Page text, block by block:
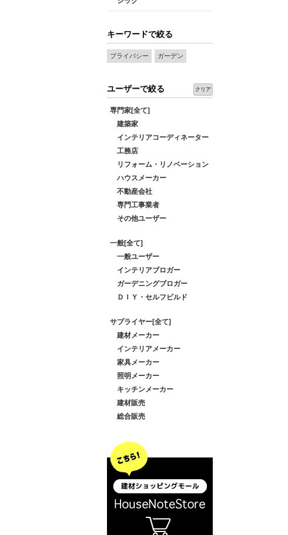
キーワードで絞る
プライバシー ガーデン
ユーザーで絞る クリア
専門家[全て]
建築家
インテリアコーディネーター
工務店
リフォーム・リノベーション
ハウスメーカー
不動産会社
専門工事業者
その他ユーザー
一般[全て]
一般ユーザー
インテリアブロガー
ガーデニングブロガー
ＤＩＹ・セルフビルド
サプライヤー[全て]
建材メーカー
インテリアメーカー
家具メーカー
照明メーカー
キッチンメーカー
建材販売
総合販売